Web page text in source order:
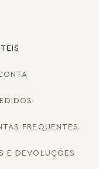
FREQUENTES
E DEVOLUÇÕES